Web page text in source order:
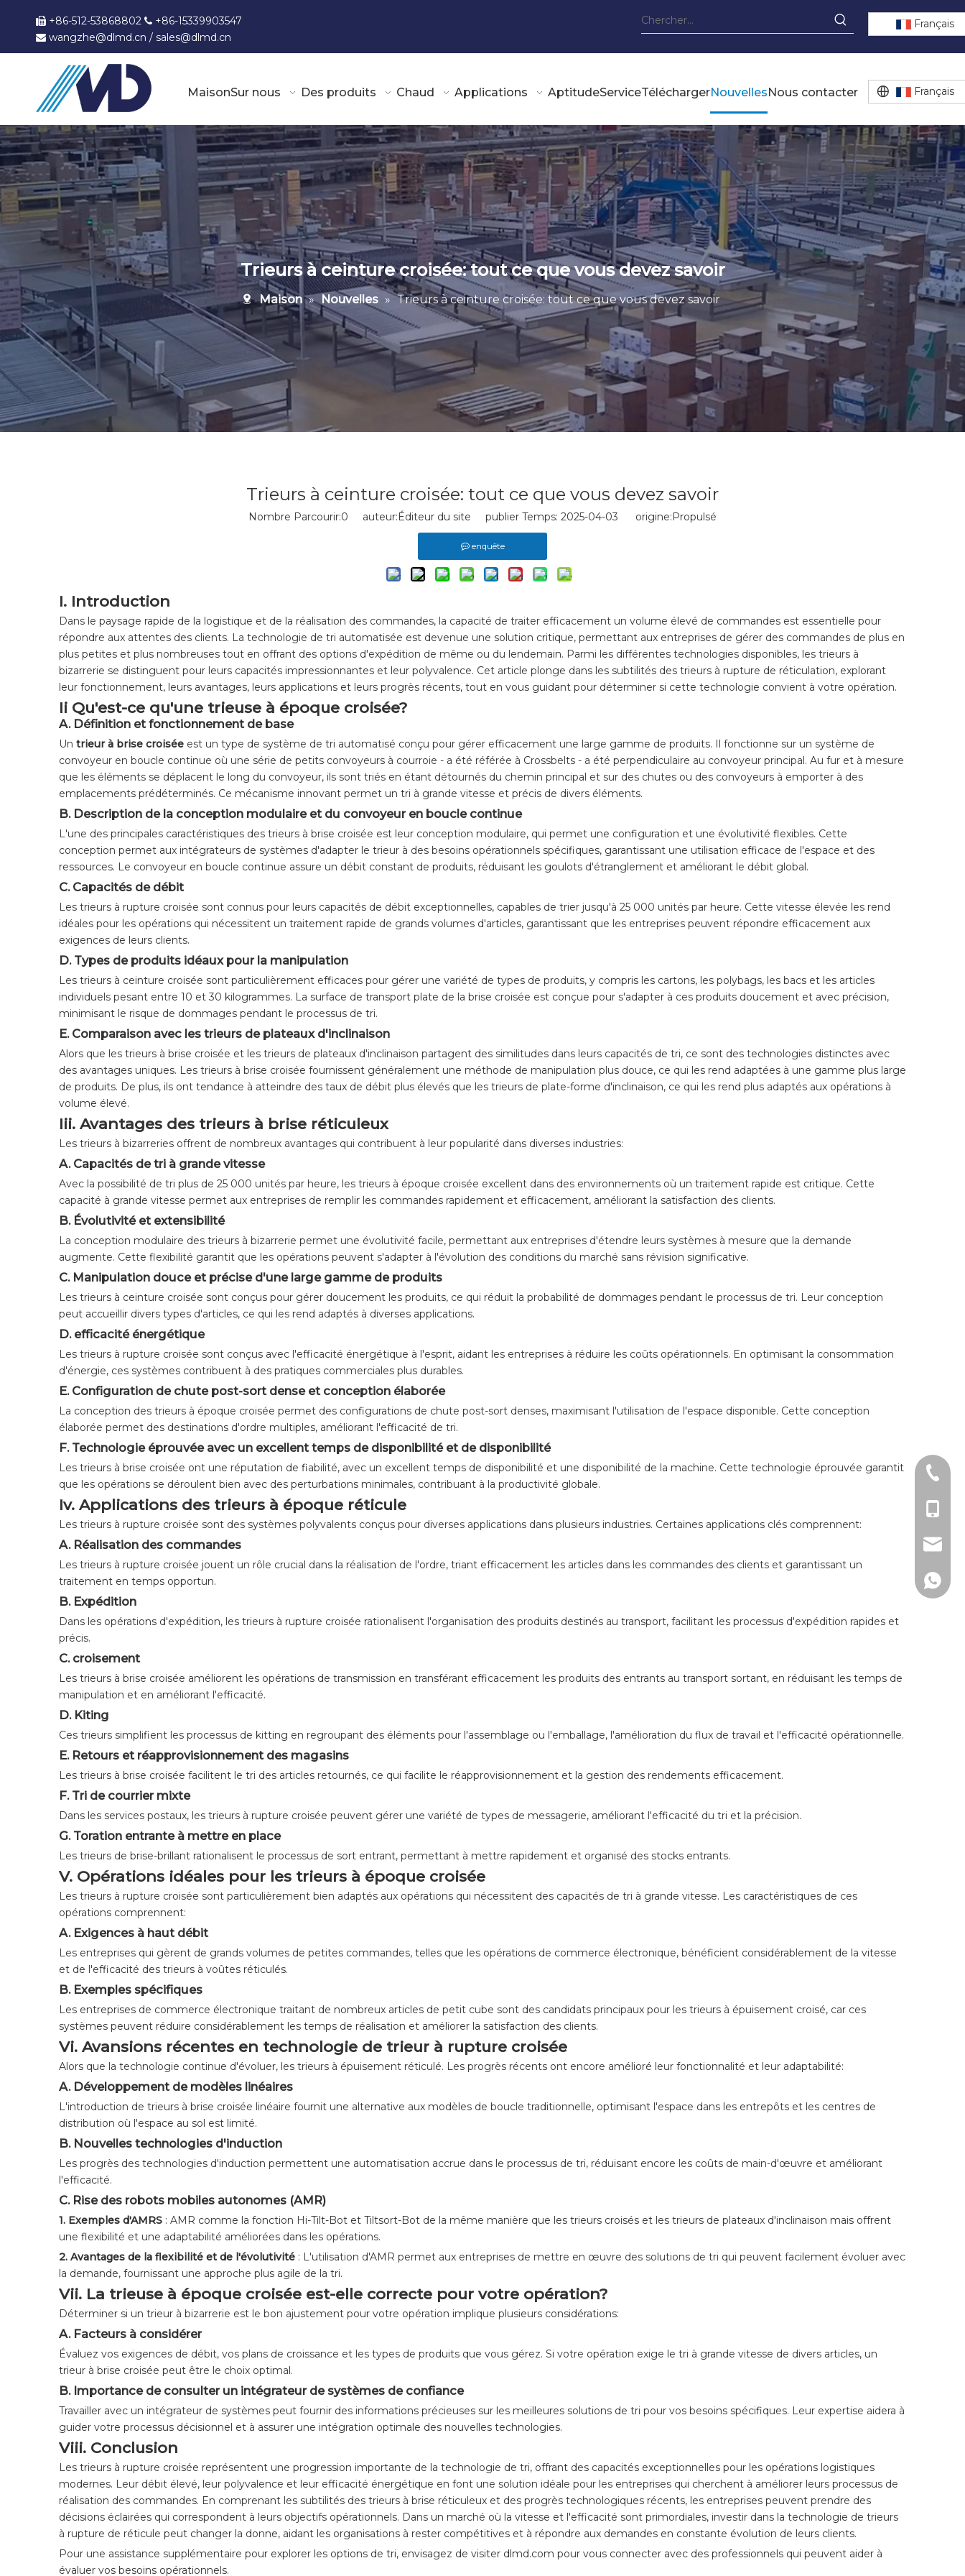
 +86-512-53868802  +86-15339903547
 wangzhe@dlmd.cn / sales@dlmd.cn
Français
MaisonSur nous Des produits Chaud Applications AptitudeServiceTéléchargerNouvellesNous contacter Français
Trieurs à ceinture croisée: tout ce que vous devez savoir
Maison » Nouvelles » Trieurs à ceinture croisée: tout ce que vous devez savoir
Trieurs à ceinture croisée: tout ce que vous devez savoir
Nombre Parcourir:0 auteur:Éditeur du site publier Temps: 2025-04-03 origine:Propulsé
enquête
I. Introduction
Dans le paysage rapide de la logistique et de la réalisation des commandes, la capacité de traiter efficacement un volume élevé de commandes est essentielle pour
répondre aux attentes des clients. La technologie de tri automatisée est devenue une solution critique, permettant aux entreprises de gérer des commandes de plus en
plus petites et plus nombreuses tout en offrant des options d'expédition de même ou du lendemain. Parmi les différentes technologies disponibles, les trieurs à
bizarrerie se distinguent pour leurs capacités impressionnantes et leur polyvalence. Cet article plonge dans les subtilités des trieurs à rupture de réticulation, explorant
leur fonctionnement, leurs avantages, leurs applications et leurs progrès récents, tout en vous guidant pour déterminer si cette technologie convient à votre opération.
Ii Qu'est-ce qu'une trieuse à époque croisée?
A. Définition et fonctionnement de base
Un trieur à brise croisée est un type de système de tri automatisé conçu pour gérer efficacement une large gamme de produits. Il fonctionne sur un système de
convoyeur en boucle continue où une série de petits convoyeurs à courroie - a été référée à Crossbelts - a été perpendiculaire au convoyeur principal. Au fur et à mesure
que les éléments se déplacent le long du convoyeur, ils sont triés en étant détournés du chemin principal et sur des chutes ou des convoyeurs à emporter à des
emplacements prédéterminés. Ce mécanisme innovant permet un tri à grande vitesse et précis de divers éléments.
B. Description de la conception modulaire et du convoyeur en boucle continue
L'une des principales caractéristiques des trieurs à brise croisée est leur conception modulaire, qui permet une configuration et une évolutivité flexibles. Cette
conception permet aux intégrateurs de systèmes d'adapter le trieur à des besoins opérationnels spécifiques, garantissant une utilisation efficace de l'espace et des
ressources. Le convoyeur en boucle continue assure un débit constant de produits, réduisant les goulots d'étranglement et améliorant le débit global.
C. Capacités de débit
Les trieurs à rupture croisée sont connus pour leurs capacités de débit exceptionnelles, capables de trier jusqu'à 25 000 unités par heure. Cette vitesse élevée les rend
idéales pour les opérations qui nécessitent un traitement rapide de grands volumes d'articles, garantissant que les entreprises peuvent répondre efficacement aux
exigences de leurs clients.
D. Types de produits idéaux pour la manipulation
Les trieurs à ceinture croisée sont particulièrement efficaces pour gérer une variété de types de produits, y compris les cartons, les polybags, les bacs et les articles
individuels pesant entre 10 et 30 kilogrammes. La surface de transport plate de la brise croisée est conçue pour s'adapter à ces produits doucement et avec précision,
minimisant le risque de dommages pendant le processus de tri.
E. Comparaison avec les trieurs de plateaux d'inclinaison
Alors que les trieurs à brise croisée et les trieurs de plateaux d'inclinaison partagent des similitudes dans leurs capacités de tri, ce sont des technologies distinctes avec
des avantages uniques. Les trieurs à brise croisée fournissent généralement une méthode de manipulation plus douce, ce qui les rend adaptées à une gamme plus large
de produits. De plus, ils ont tendance à atteindre des taux de débit plus élevés que les trieurs de plate-forme d'inclinaison, ce qui les rend plus adaptés aux opérations à
volume élevé.
Iii. Avantages des trieurs à brise réticuleux
Les trieurs à bizarreries offrent de nombreux avantages qui contribuent à leur popularité dans diverses industries:
A. Capacités de tri à grande vitesse
Avec la possibilité de tri plus de 25 000 unités par heure, les trieurs à époque croisée excellent dans des environnements où un traitement rapide est critique. Cette
capacité à grande vitesse permet aux entreprises de remplir les commandes rapidement et efficacement, améliorant la satisfaction des clients.
B. Évolutivité et extensibilité
La conception modulaire des trieurs à bizarrerie permet une évolutivité facile, permettant aux entreprises d'étendre leurs systèmes à mesure que la demande
augmente. Cette flexibilité garantit que les opérations peuvent s'adapter à l'évolution des conditions du marché sans révision significative.
C. Manipulation douce et précise d'une large gamme de produits
Les trieurs à ceinture croisée sont conçus pour gérer doucement les produits, ce qui réduit la probabilité de dommages pendant le processus de tri. Leur conception
peut accueillir divers types d'articles, ce qui les rend adaptés à diverses applications.
D. efficacité énergétique
Les trieurs à rupture croisée sont conçus avec l'efficacité énergétique à l'esprit, aidant les entreprises à réduire les coûts opérationnels. En optimisant la consommation
d'énergie, ces systèmes contribuent à des pratiques commerciales plus durables.
E. Configuration de chute post-sort dense et conception élaborée
La conception des trieurs à époque croisée permet des configurations de chute post-sort denses, maximisant l'utilisation de l'espace disponible. Cette conception
élaborée permet des destinations d'ordre multiples, améliorant l'efficacité de tri.
F. Technologie éprouvée avec un excellent temps de disponibilité et de disponibilité
Les trieurs à brise croisée ont une réputation de fiabilité, avec un excellent temps de disponibilité et une disponibilité de la machine. Cette technologie éprouvée garantit
que les opérations se déroulent bien avec des perturbations minimales, contribuant à la productivité globale.
Iv. Applications des trieurs à époque réticule
Les trieurs à rupture croisée sont des systèmes polyvalents conçus pour diverses applications dans plusieurs industries. Certaines applications clés comprennent:
A. Réalisation des commandes
Les trieurs à rupture croisée jouent un rôle crucial dans la réalisation de l'ordre, triant efficacement les articles dans les commandes des clients et garantissant un
traitement en temps opportun.
B. Expédition
Dans les opérations d'expédition, les trieurs à rupture croisée rationalisent l'organisation des produits destinés au transport, facilitant les processus d'expédition rapides et
précis.
C. croisement
Les trieurs à brise croisée améliorent les opérations de transmission en transférant efficacement les produits des entrants au transport sortant, en réduisant les temps de
manipulation et en améliorant l'efficacité.
D. Kiting
Ces trieurs simplifient les processus de kitting en regroupant des éléments pour l'assemblage ou l'emballage, l'amélioration du flux de travail et l'efficacité opérationnelle.
E. Retours et réapprovisionnement des magasins
Les trieurs à brise croisée facilitent le tri des articles retournés, ce qui facilite le réapprovisionnement et la gestion des rendements efficacement.
F. Tri de courrier mixte
Dans les services postaux, les trieurs à rupture croisée peuvent gérer une variété de types de messagerie, améliorant l'efficacité du tri et la précision.
G. Toration entrante à mettre en place
Les trieurs de brise-brillant rationalisent le processus de sort entrant, permettant à mettre rapidement et organisé des stocks entrants.
V. Opérations idéales pour les trieurs à époque croisée
Les trieurs à rupture croisée sont particulièrement bien adaptés aux opérations qui nécessitent des capacités de tri à grande vitesse. Les caractéristiques de ces
opérations comprennent:
A. Exigences à haut débit
Les entreprises qui gèrent de grands volumes de petites commandes, telles que les opérations de commerce électronique, bénéficient considérablement de la vitesse
et de l'efficacité des trieurs à voûtes réticulés.
B. Exemples spécifiques
Les entreprises de commerce électronique traitant de nombreux articles de petit cube sont des candidats principaux pour les trieurs à épuisement croisé, car ces
systèmes peuvent réduire considérablement les temps de réalisation et améliorer la satisfaction des clients.
Vi. Avansions récentes en technologie de trieur à rupture croisée
Alors que la technologie continue d'évoluer, les trieurs à épuisement réticulé. Les progrès récents ont encore amélioré leur fonctionnalité et leur adaptabilité:
A. Développement de modèles linéaires
L'introduction de trieurs à brise croisée linéaire fournit une alternative aux modèles de boucle traditionnelle, optimisant l'espace dans les entrepôts et les centres de
distribution où l'espace au sol est limité.
B. Nouvelles technologies d'induction
Les progrès des technologies d'induction permettent une automatisation accrue dans le processus de tri, réduisant encore les coûts de main-d'œuvre et améliorant
l'efficacité.
C. Rise des robots mobiles autonomes (AMR)
1. Exemples d'AMRS : AMR comme la fonction Hi-Tilt-Bot et Tiltsort-Bot de la même manière que les trieurs croisés et les trieurs de plateaux d'inclinaison mais offrent
une flexibilité et une adaptabilité améliorées dans les opérations.
2. Avantages de la flexibilité et de l'évolutivité : L'utilisation d'AMR permet aux entreprises de mettre en œuvre des solutions de tri qui peuvent facilement évoluer avec
la demande, fournissant une approche plus agile de la tri.
Vii. La trieuse à époque croisée est-elle correcte pour votre opération?
Déterminer si un trieur à bizarrerie est le bon ajustement pour votre opération implique plusieurs considérations:
A. Facteurs à considérer
Évaluez vos exigences de débit, vos plans de croissance et les types de produits que vous gérez. Si votre opération exige le tri à grande vitesse de divers articles, un
trieur à brise croisée peut être le choix optimal.
B. Importance de consulter un intégrateur de systèmes de confiance
Travailler avec un intégrateur de systèmes peut fournir des informations précieuses sur les meilleures solutions de tri pour vos besoins spécifiques. Leur expertise aidera à
guider votre processus décisionnel et à assurer une intégration optimale des nouvelles technologies.
Viii. Conclusion
Les trieurs à rupture croisée représentent une progression importante de la technologie de tri, offrant des capacités exceptionnelles pour les opérations logistiques
modernes. Leur débit élevé, leur polyvalence et leur efficacité énergétique en font une solution idéale pour les entreprises qui cherchent à améliorer leurs processus de
réalisation des commandes. En comprenant les subtilités des trieurs à brise réticuleux et des progrès technologiques récents, les entreprises peuvent prendre des
décisions éclairées qui correspondent à leurs objectifs opérationnels. Dans un marché où la vitesse et l'efficacité sont primordiales, investir dans la technologie de trieurs
à rupture de réticule peut changer la donne, aidant les organisations à rester compétitives et à répondre aux demandes en constante évolution de leurs clients.
Pour une assistance supplémentaire pour explorer les options de tri, envisagez de visiter dlmd.com pour vous connecter avec des professionnels qui peuvent aider à
évaluer vos besoins opérationnels.
+ 86-